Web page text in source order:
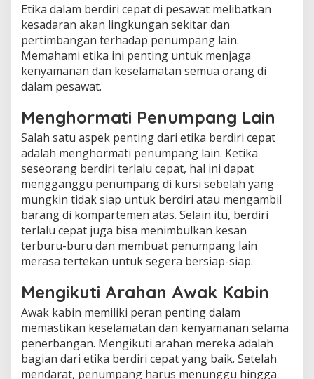
Etika dalam berdiri cepat di pesawat melibatkan
kesadaran akan lingkungan sekitar dan
pertimbangan terhadap penumpang lain.
Memahami etika ini penting untuk menjaga
kenyamanan dan keselamatan semua orang di
dalam pesawat.
Menghormati Penumpang Lain
Salah satu aspek penting dari etika berdiri cepat
adalah menghormati penumpang lain. Ketika
seseorang berdiri terlalu cepat, hal ini dapat
mengganggu penumpang di kursi sebelah yang
mungkin tidak siap untuk berdiri atau mengambil
barang di kompartemen atas. Selain itu, berdiri
terlalu cepat juga bisa menimbulkan kesan
terburu-buru dan membuat penumpang lain
merasa tertekan untuk segera bersiap-siap.
Mengikuti Arahan Awak Kabin
Awak kabin memiliki peran penting dalam
memastikan keselamatan dan kenyamanan selama
penerbangan. Mengikuti arahan mereka adalah
bagian dari etika berdiri cepat yang baik. Setelah
mendarat, penumpang harus menunggu hingga